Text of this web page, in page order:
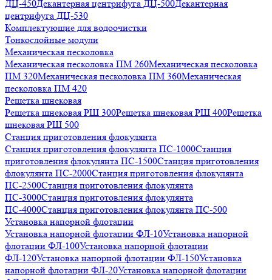
ДЦ-450Декантерная центрифуга ДЦ-500Декантерная
центрифуга ДЦ-530
Комплектующие для водоочистки
Тонкослойные модули
Механическая песколовка
Механическая песколовка ПM 260Механическая песколовка
ПM 320Механическая песколовка ПM 360Механическая
песколовка ПM 420
Решетка шнековая
Решетка шнековая РШ 300Решетка шнековая РШ 400Решетка
шнековая РШ 500
Станция приготовления флокулянта
Станция приготовления флокулянта ПС-1000Станция
приготовления флокулянта ПС-1500Станция приготовления
флокулянта ПС-2000Станция приготовления флокулянта
ПС-2500Станция приготовления флокулянта
ПС-3000Станция приготовления флокулянта
ПС-4000Станция приготовления флокулянта ПС-500
Установка напорной флотации
Установка напорной флотации ФЛ-10Установка напорной
флотации ФЛ-100Установка напорной флотации
ФЛ-120Установка напорной флотации ФЛ-150Установка
напорной флотации ФЛ-20Установка напорной флотации